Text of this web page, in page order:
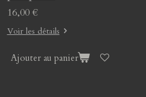
16,00 €
Voir les détails
Ajouter au panier